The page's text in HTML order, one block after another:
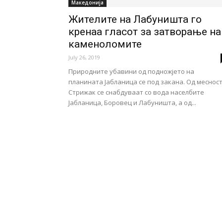
Македонија
Жителите на Лабуништа го
кренаа гласот за затвoрање на
каменоломите
July 26, 2019
Природните убавини од подножјето на
планината Јабланица се под закана. Од
Стрижак се снабдуваат со вода населбите
Јабланица, Боровец и Лабуништа, а од...